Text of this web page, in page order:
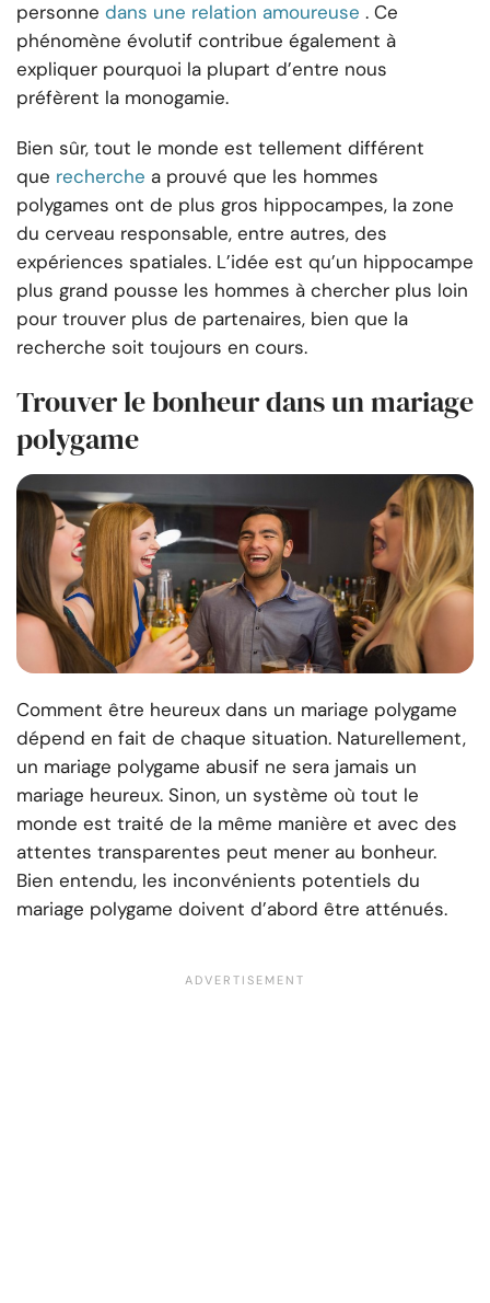
personne dans une relation amoureuse . Ce
phénomène évolutif contribue également à
expliquer pourquoi la plupart d’entre nous
préfèrent la monogamie.
Bien sûr, tout le monde est tellement différent
que recherche a prouvé que les hommes
polygames ont de plus gros hippocampes, la zone
du cerveau responsable, entre autres, des
expériences spatiales. L’idée est qu’un hippocampe
plus grand pousse les hommes à chercher plus loin
pour trouver plus de partenaires, bien que la
recherche soit toujours en cours.
Trouver le bonheur dans un mariage
polygame
Comment être heureux dans un mariage polygame
dépend en fait de chaque situation. Naturellement,
un mariage polygame abusif ne sera jamais un
mariage heureux. Sinon, un système où tout le
monde est traité de la même manière et avec des
attentes transparentes peut mener au bonheur.
Bien entendu, les inconvénients potentiels du
mariage polygame doivent d’abord être atténués.